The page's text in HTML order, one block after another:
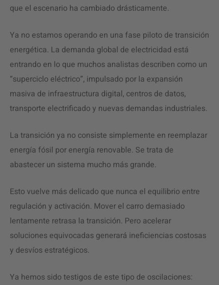
que el escenario ha cambiado drásticamente.
Ya no estamos operando en una fase piloto de transición
energética. La demanda global de electricidad está
entrando en lo que muchos analistas describen como un
“superciclo eléctrico”, impulsado por la expansión
masiva de infraestructura digital, centros de datos,
transporte electrificado y nuevas demandas industriales.
La transición ya no consiste simplemente en reemplazar
energía fósil por energía renovable. Se trata de
abastecer un sistema mucho más grande.
Esto vuelve más delicado que nunca el equilibrio entre
regulación y activación. Mover el carro demasiado
lentamente retrasa la transición. Pero acelerar
soluciones equivocadas generará ineficiencias costosas
y desvíos estratégicos.
Ya hemos sido testigos de este tipo de oscilaciones: